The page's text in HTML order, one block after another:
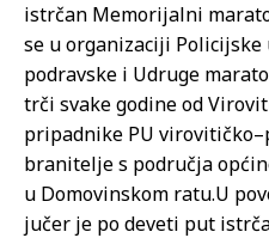
istrčan Memorijalni
se u organizaciji
podravske i Udruge
trči svake godine od
pripadnike PU
branitelje s područja
u Domovinskom ratu.U
jučer je po deveti put